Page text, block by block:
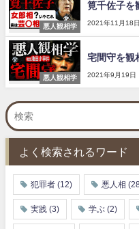
悪人観相学
筧千佐子を
2021年11月18日
悪人観相学
宅間守を観
2021年9月19日
よく検索されるワード
犯罪者 (12) 悪人相
実践 (3) 学ぶ (2)